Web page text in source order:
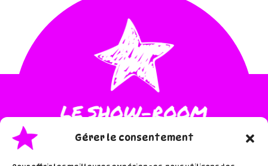
Gérer le consentement